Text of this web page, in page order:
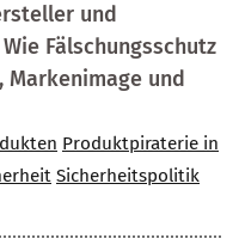
und
Fälschungsschutz
und
Produktpiraterie in
Sicherheitspolitik